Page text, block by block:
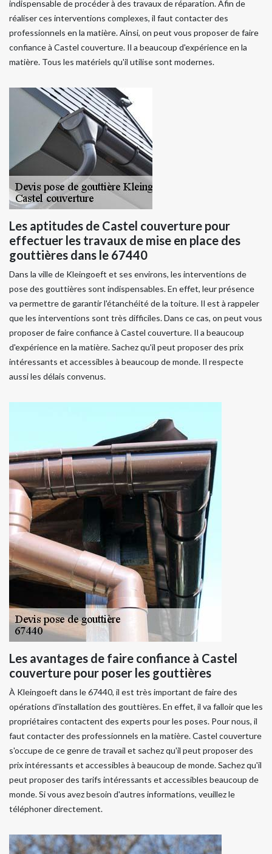
indispensable de procéder à des travaux de réparation. Afin de
réaliser ces interventions complexes, il faut contacter des
professionnels en la matière. Ainsi, on peut vous proposer de faire
confiance à Castel couverture. Il a beaucoup d'expérience en la
matière. Tous les matériels qu'il utilise sont modernes.
Les aptitudes de Castel couverture pour
effectuer les travaux de mise en place des
gouttières dans le 67440
Dans la ville de Kleingoeft et ses environs, les interventions de
pose des gouttières sont indispensables. En effet, leur présence
va permettre de garantir l'étanchéité de la toiture. Il est à rappeler
que les interventions sont très difficiles. Dans ce cas, on peut vous
proposer de faire confiance à Castel couverture. Il a beaucoup
d'expérience en la matière. Sachez qu'il peut proposer des prix
intéressants et accessibles à beaucoup de monde. Il respecte
aussi les délais convenus.
Les avantages de faire confiance à Castel
couverture pour poser les gouttières
À Kleingoeft dans le 67440, il est très important de faire des
opérations d'installation des gouttières. En effet, il va falloir que les
propriétaires contactent des experts pour les poses. Pour nous, il
faut contacter des professionnels en la matière. Castel couverture
s'occupe de ce genre de travail et sachez qu'il peut proposer des
prix intéressants et accessibles à beaucoup de monde. Sachez qu'il
peut proposer des tarifs intéressants et accessibles beaucoup de
monde. Si vous avez besoin d'autres informations, veuillez le
téléphoner directement.